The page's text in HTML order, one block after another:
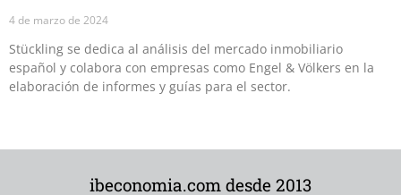
4 de marzo de 2024
Stückling se dedica al análisis del mercado inmobiliario
español y colabora con empresas como Engel & Völkers en la
elaboración de informes y guías para el sector.
ibeconomia.com desde 2013